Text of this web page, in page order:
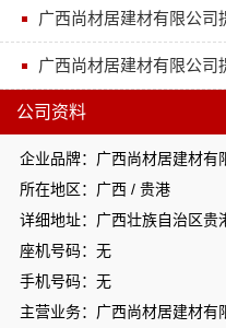
广西尚材居建材有限公司
广西尚材居建材有限公司
公司资料
企业品牌：广西尚材居建材有
所在地区：广西 / 贵港
座机号码：无
手机号码：无
主营业务：广西尚材居建材有